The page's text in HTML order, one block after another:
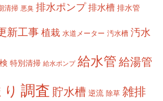
清掃 悪臭 排水ポンプ 排水槽 排水管
新工事 植栽 水道メーター 汚水槽 汚水
特別清掃 給水ポンプ 給水管 給湯管
調査 貯水槽 逆流 除草 雑排